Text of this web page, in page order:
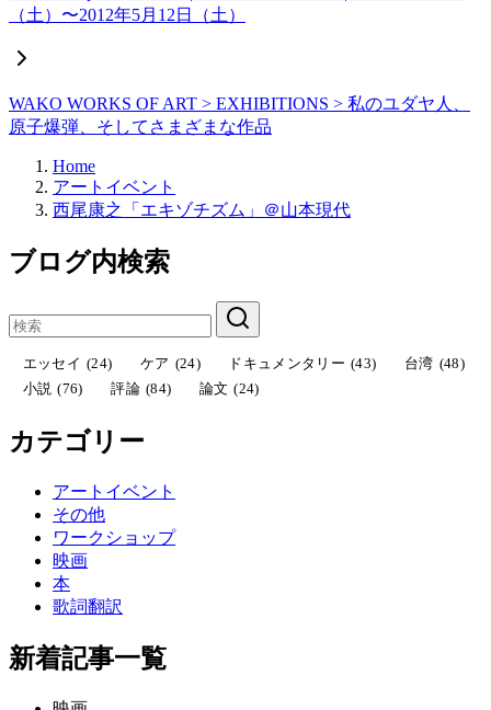
（土）〜2012年5月12日（土）
WAKO WORKS OF ART > EXHIBITIONS > 私のユダヤ人、
原子爆弾、そしてさまざまな作品
Home
アートイベント
西尾康之「エキゾチズム」＠山本現代
ブログ内検索
エッセイ (24) ケア (24) ドキュメンタリー (43) 台湾 (48)
小説 (76) 評論 (84) 論文 (24)
カテゴリー
アートイベント
その他
ワークショップ
映画
本
歌詞翻訳
新着記事一覧